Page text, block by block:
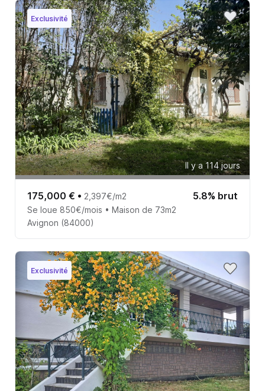
Exclusivité
Il y a 114 jours
175,000 € • 2,397€/m2 5.8% brut
Se loue 850€/mois • Maison de 73m2
Avignon (84000)
Exclusivité